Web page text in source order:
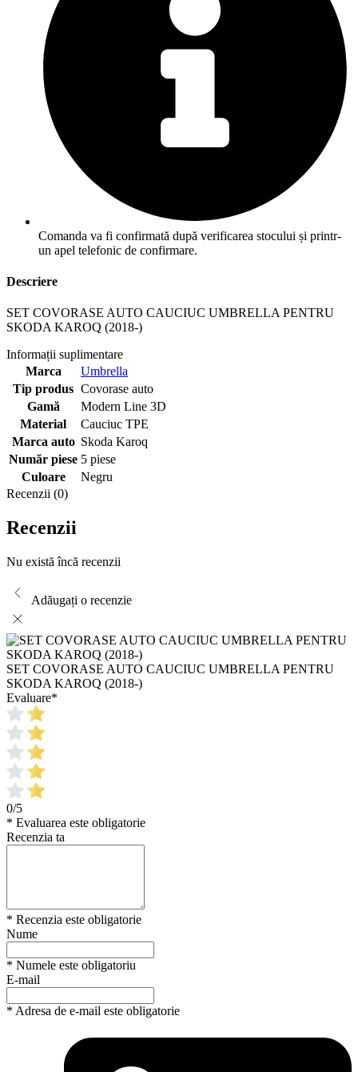
Comanda va fi confirmată după verificarea stocului și printr-
un apel telefonic de confirmare.
Descriere
SET COVORASE AUTO CAUCIUC UMBRELLA PENTRU
SKODA KAROQ (2018-)
Informații suplimentare
Marca
Umbrella
Tip produs Covorase auto
Gamă
Modern Line 3D
Material
Cauciuc TPE
Marca auto Skoda Karoq
Număr piese 5 piese
Culoare
Negru
Recenzii (0)
Recenzii
Nu există încă recenzii
Adăugați o recenzie
SET COVORASE AUTO CAUCIUC UMBRELLA PENTRU
SKODA KAROQ (2018-)
Evaluare*
0/5
* Evaluarea este obligatorie
Recenzia ta
* Recenzia este obligatorie
Nume
* Numele este obligatoriu
E-mail
* Adresa de e-mail este obligatorie